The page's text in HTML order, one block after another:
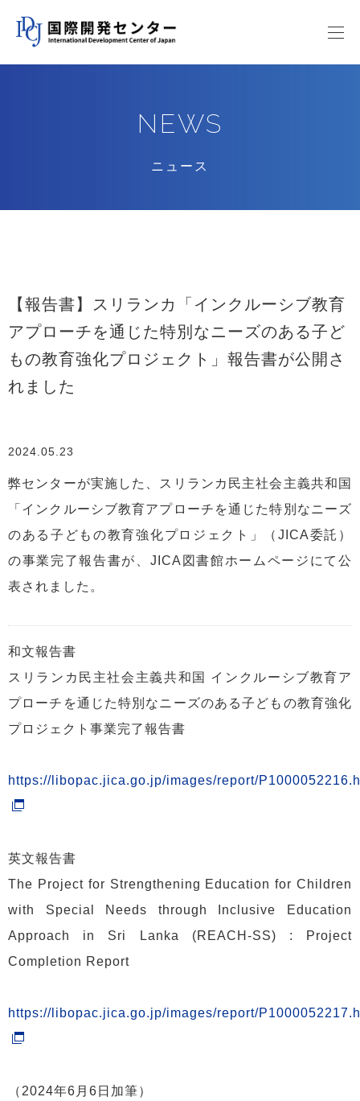
NEWS
ニュース
【報告書】スリランカ「インクルーシブ教育
アプローチを通じた特別なニーズのある子ど
もの教育強化プロジェクト」報告書が公開さ
れました
2024.05.23
弊センターが実施した、スリランカ民主社会主義共和国
「インクルーシブ教育アプローチを通じた特別なニーズ
のある子どもの教育強化プロジェクト」（JICA委託）
の事業完了報告書が、JICA図書館ホームページにて公
表されました。
和文報告書
スリランカ民主社会主義共和国 インクルーシブ教育ア
プローチを通じた特別なニーズのある子どもの教育強化
プロジェクト事業完了報告書
https://libopac.jica.go.jp/images/report/
英文報告書
The Project for Strengthening Education for Children
with Special Needs through Inclusive Education
Approach in Sri Lanka (REACH-SS) : Project
Completion Report
https://libopac.jica.go.jp/images/report/
（2024年6月6日加筆）